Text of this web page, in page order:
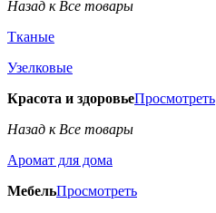
Назад к Все товары
Тканые
Узелковые
Красота и здоровьеПросмотреть
Назад к Все товары
Аромат для дома
МебельПросмотреть